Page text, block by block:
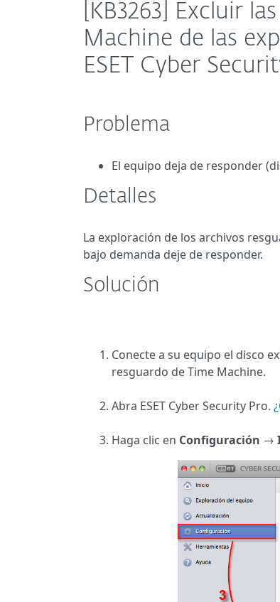
[KB3263] Excluir
Machine de las
ESET Cyber
Problema
El equipo deja de responder
Detalles
La exploración de los archivos
bajo demanda deje de responder.
Solución
Conecte a su equipo el disco
resguardo de Time Machine.
Abra ESET Cyber Security Pro.
Haga clic en Configuración →